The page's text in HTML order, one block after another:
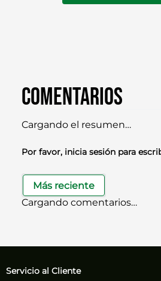
Comentarios
Cargando el resumen…
Por favor, inicia sesión para
Más reciente
Cargando comentarios…
Servicio al Cliente